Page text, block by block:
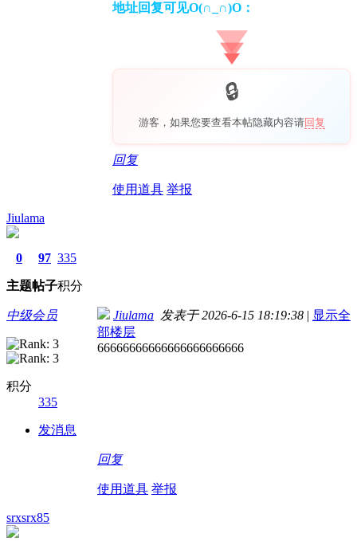
地址回复可见O(∩_∩)O：
游客，如果您要查看本帖隐藏内容请回复
回复
使用道具 举报
Jiulama
0
主题
97
帖子
335
积分
中级会员
积分
335
发消息
Jiulama 发表于 2026-6-15 18:19:38 | 显示全
部楼层
66666666666666666666666
回复
使用道具 举报
srxsrx85